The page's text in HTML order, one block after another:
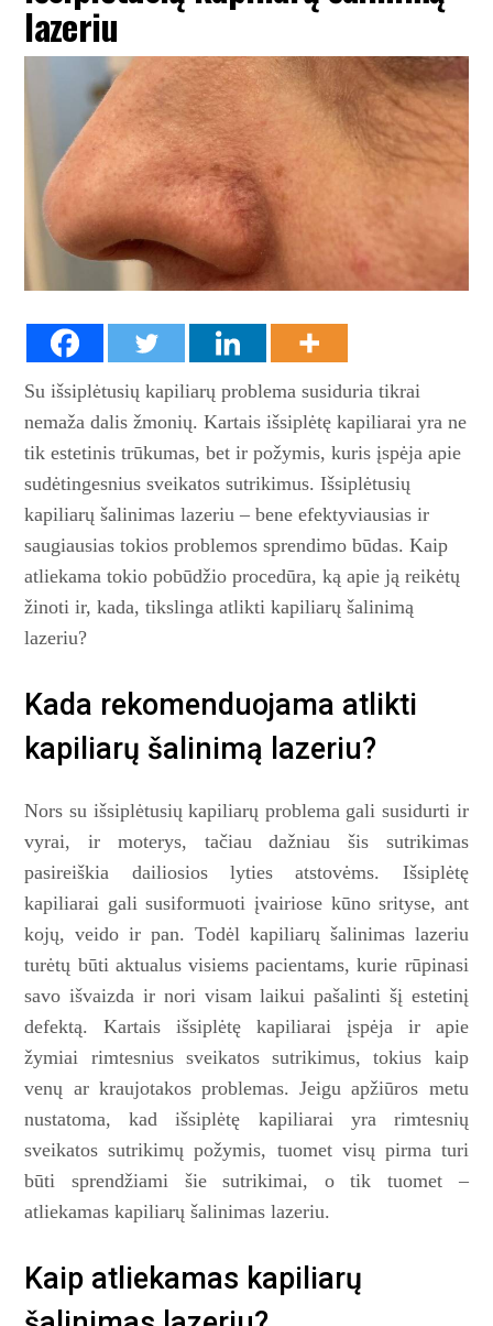
lazeriu
Su išsiplėtusių kapiliarų problema susiduria tikrai
nemaža dalis žmonių. Kartais išsiplėtę kapiliarai yra ne
tik estetinis trūkumas, bet ir požymis, kuris įspėja apie
sudėtingesnius sveikatos sutrikimus. Išsiplėtusių
kapiliarų šalinimas lazeriu – bene efektyviausias ir
saugiausias tokios problemos sprendimo būdas. Kaip
atliekama tokio pobūdžio procedūra, ką apie ją reikėtų
žinoti ir, kada, tikslinga atlikti kapiliarų šalinimą
lazeriu?
Kada rekomenduojama atlikti
kapiliarų šalinimą lazeriu?
Nors su išsiplėtusių kapiliarų problema gali susidurti ir
vyrai, ir moterys, tačiau dažniau šis sutrikimas
pasireiškia dailiosios lyties atstovėms. Išsiplėtę
kapiliarai gali susiformuoti įvairiose kūno srityse, ant
kojų, veido ir pan. Todėl kapiliarų šalinimas lazeriu
turėtų būti aktualus visiems pacientams, kurie rūpinasi
savo išvaizda ir nori visam laikui pašalinti šį estetinį
defektą. Kartais išsiplėtę kapiliarai įspėja ir apie
žymiai rimtesnius sveikatos sutrikimus, tokius kaip
venų ar kraujotakos problemas. Jeigu apžiūros metu
nustatoma, kad išsiplėtę kapiliarai yra rimtesnių
sveikatos sutrikimų požymis, tuomet visų pirma turi
būti sprendžiami šie sutrikimai, o tik tuomet –
atliekamas kapiliarų šalinimas lazeriu.
Kaip atliekamas kapiliarų